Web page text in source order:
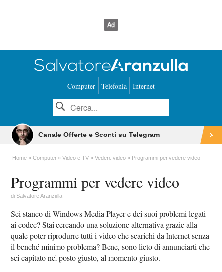
Computer Telefonia Internet
Canale Offerte e Sconti su Telegram
Home Computer Video e TV Vedere video Programmi per vedere video
Programmi per vedere video
diSalvatore Aranzulla
Sei stanco di Windows Media Player e dei suoi problemi legati
ai codec? Stai cercando una soluzione alternativa grazie alla
quale poter riprodurre tutti i video che scarichi da Internet senza
il benché minimo problema? Bene, sono lieto di annunciarti che
sei capitato nel posto giusto, al momento giusto.